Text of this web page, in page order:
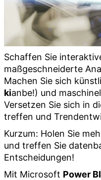
Schaffen Sie
maßgeschneiderte
Machen Sie sich
kianbe!) und
Versetzen Sie sich in
treffen und
Kurzum: Holen Sie
und treffen Sie
Entscheidungen!
Mit Microsoft Power BI